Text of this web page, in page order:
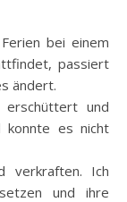
bei einem
passiert
ändert.
und
konnte es nicht
verkraften. Ich
und ihre